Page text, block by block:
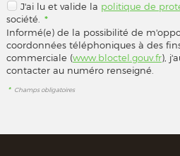
J'ai lu et valide la politique de
société.
*
Informé(e) de la possibilité de
coordonnées téléphoniques à des
commerciale (www.bloctel.gouv.fr),
contacter au numéro renseigné.
* Champs obligatoires